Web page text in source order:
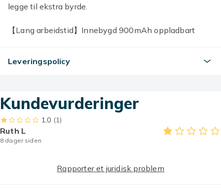
legge til ekstra byrde.
【Lang arbeidstid】Innebygd 900mAh oppladbart
effektive motoren sikrer stabil drift uten
【Innovativ og unik design】Designet med en 360°
roterende klips for allsidig håndfri bruk. Klipses enkelt
på krager, midjebånd, vesker, skrivebord, barnevogner
og mer, og gir kjøling der du trenger det.
bladløst luftstrømsystem som reduserer driftsstøyen
Leveringspolicy
Kundevurderinger
1,0 (1)
Ruth L
8 dager siden
Rapporter et juridisk problem